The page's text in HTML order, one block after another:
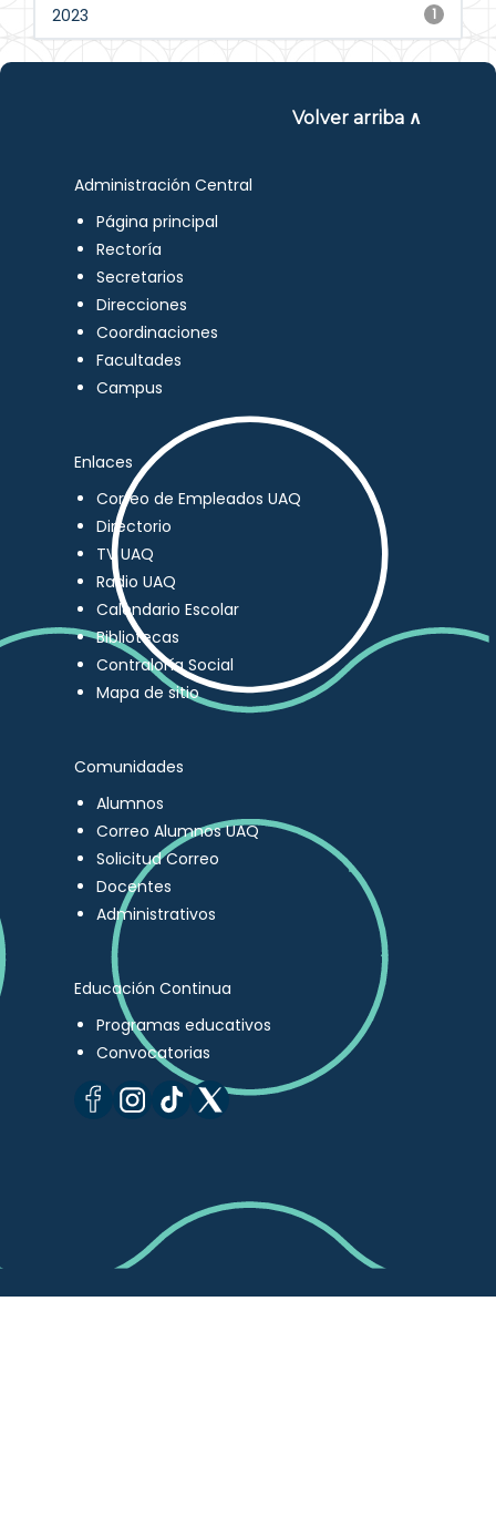
1
2023
Volver arriba ∧
Administración Central
Página principal
Rectoría
Secretarios
Direcciones
Coordinaciones
Facultades
Campus
Enlaces
Correo de Empleados UAQ
Directorio
TV UAQ
Radio UAQ
Calendario Escolar
Bibliotecas
Contraloría Social
Mapa de sitio
Comunidades
Alumnos
Correo Alumnos UAQ
Solicitud Correo
Docentes
Administrativos
Educación Continua
Programas educativos
Convocatorias